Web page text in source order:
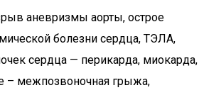
аневризмы аорты, острое
болезни сердца, ТЭЛА,
сердца — перикарда, миокарда,
– межпозвоночная грыжа,